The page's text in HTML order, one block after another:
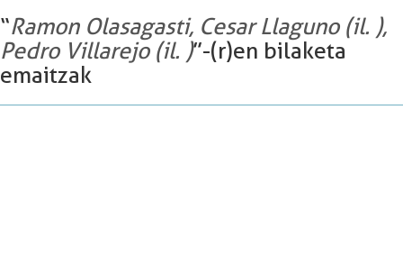
“Ramon Olasagasti, Cesar Llaguno (il. ),
Pedro Villarejo (il. )”-(r)en bilaketa
emaitzak